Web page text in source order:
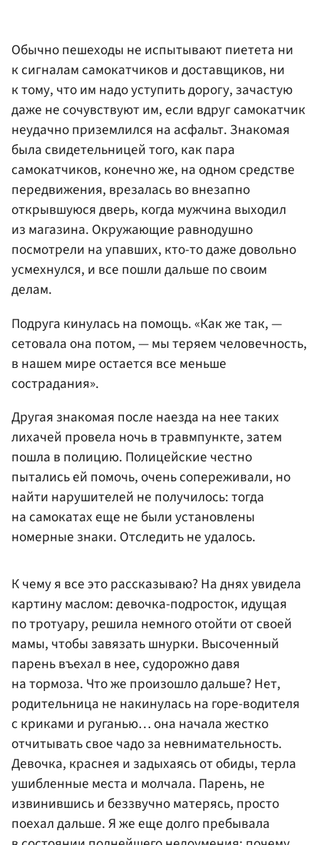
Обычно пешеходы не испытывают пиетета ни
к сигналам самокатчиков и доставщиков, ни
к тому, что им надо уступить дорогу, зачастую
даже не сочувствуют им, если вдруг самокатчик
неудачно приземлился на асфальт. Знакомая
была свидетельницей того, как пара
самокатчиков, конечно же, на одном средстве
передвижения, врезалась во внезапно
открывшуюся дверь, когда мужчина выходил
из магазина. Окружающие равнодушно
посмотрели на упавших, кто-то даже довольно
усмехнулся, и все пошли дальше по своим
делам.
Подруга кинулась на помощь. «Как же так, —
сетовала она потом, — мы теряем человечность,
в нашем мире остается все меньше
сострадания».
Другая знакомая после наезда на нее таких
лихачей провела ночь в травмпункте, затем
пошла в полицию. Полицейские честно
пытались ей помочь, очень сопереживали, но
найти нарушителей не получилось: тогда
на самокатах еще не были установлены
номерные знаки. Отследить не удалось.
К чему я все это рассказываю? На днях увидела
картину маслом: девочка-подросток, идущая
по тротуару, решила немного отойти от своей
мамы, чтобы завязать шнурки. Высоченный
парень въехал в нее, судорожно давя
на тормоза. Что же произошло дальше? Нет,
родительница не накинулась на горе-водителя
с криками и руганью… она начала жестко
отчитывать свое чадо за невнимательность.
Девочка, краснея и задыхаясь от обиды, терла
ушибленные места и молчала. Парень, не
извинившись и беззвучно матерясь, просто
поехал дальше. Я же еще долго пребывала